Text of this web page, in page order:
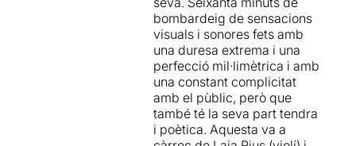
bombardeig de sensacions
visuals i sonores fets amb
una duresa extrema i una
perfecció mil·limètrica i amb
una constant complicitat
amb el pùblic, però que
també té la seva part tendra
i poètica. Aquesta va a